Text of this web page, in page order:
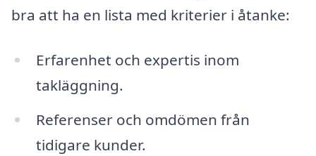
bra att ha en lista med kriterier i åtanke:
Erfarenhet och expertis inom
takläggning.
Referenser och omdömen från
tidigare kunder.